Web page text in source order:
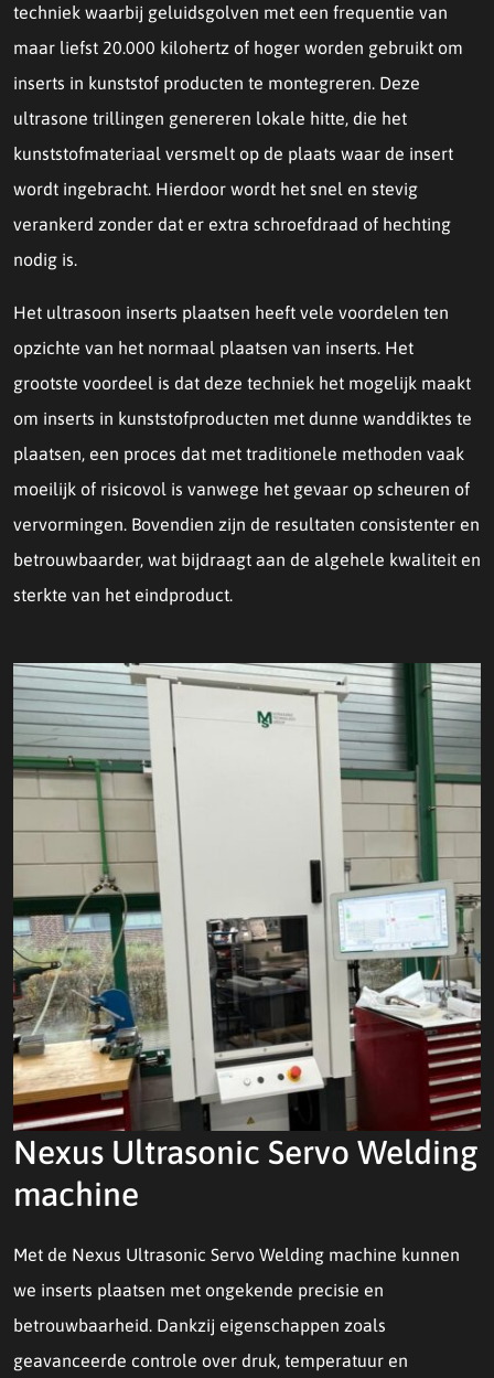
techniek waarbij geluidsgolven met een frequentie van
maar liefst 20.000 kilohertz of hoger worden gebruikt om
inserts in kunststof producten te montegreren. Deze
ultrasone trillingen genereren lokale hitte, die het
kunststofmateriaal versmelt op de plaats waar de insert
wordt ingebracht. Hierdoor wordt het snel en stevig
verankerd zonder dat er extra schroefdraad of hechting
nodig is.
Het ultrasoon inserts plaatsen heeft vele voordelen ten
opzichte van het normaal plaatsen van inserts. Het
grootste voordeel is dat deze techniek het mogelijk maakt
om inserts in kunststofproducten met dunne wanddiktes te
plaatsen, een proces dat met traditionele methoden vaak
moeilijk of risicovol is vanwege het gevaar op scheuren of
vervormingen. Bovendien zijn de resultaten consistenter en
betrouwbaarder, wat bijdraagt aan de algehele kwaliteit en
sterkte van het eindproduct.
Nexus Ultrasonic Servo Welding
machine
Met de Nexus Ultrasonic Servo Welding machine kunnen
we inserts plaatsen met ongekende precisie en
betrouwbaarheid. Dankzij eigenschappen zoals
geavanceerde controle over druk, temperatuur en